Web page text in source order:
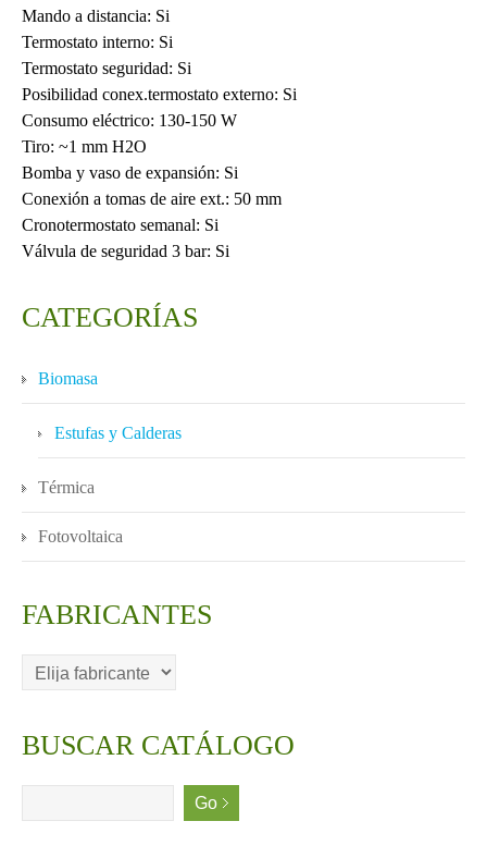
Mando a distancia: Si
Termostato interno: Si
Termostato seguridad: Si
Posibilidad conex.termostato externo: Si
Consumo eléctrico: 130-150 W
Tiro: ~1 mm H2O
Bomba y vaso de expansión: Si
Conexión a tomas de aire ext.: 50 mm
Cronotermostato semanal: Si
Válvula de seguridad 3 bar: Si
CATEGORÍAS
Biomasa
Estufas y Calderas
Térmica
Fotovoltaica
FABRICANTES
BUSCAR CATÁLOGO